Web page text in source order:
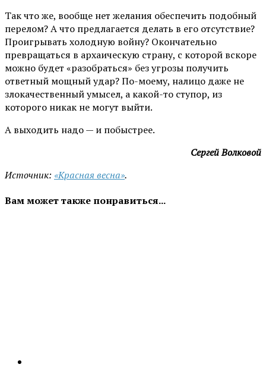
Так что же, вообще нет желания обеспечить подобный
перелом? А что предлагается делать в его отсутствие?
Проигрывать холодную войну? Окончательно
превращаться в архаическую страну, с которой вскоре
можно будет «разобраться» без угрозы получить
ответный мощный удар? По-моему, налицо даже не
злокачественный умысел, а какой-то ступор, из
которого никак не могут выйти.
А выходить надо — и побыстрее.
Сергей Волковой
Источник: «Красная весна».
Вам может также понравиться...